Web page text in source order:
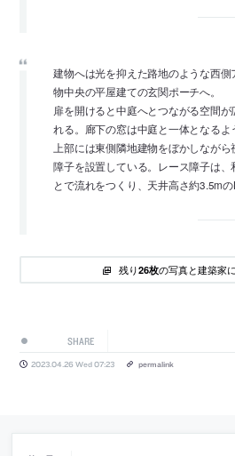
建物へは光を抑えた路地のような西
物中央の平屋建ての玄関ポーチへ。
扉を開けると中庭へとつながる空間
れる。廊下の窓は中庭と一体となるよ
上部には東側隣地建物をぼかしなが
障子を設置している。レース障子は、
とで流れをつくり、天井高さ約3.5mの
残り26枚の写真と建築家
SHARE
2023.04.26 Wed 07:23 permalink